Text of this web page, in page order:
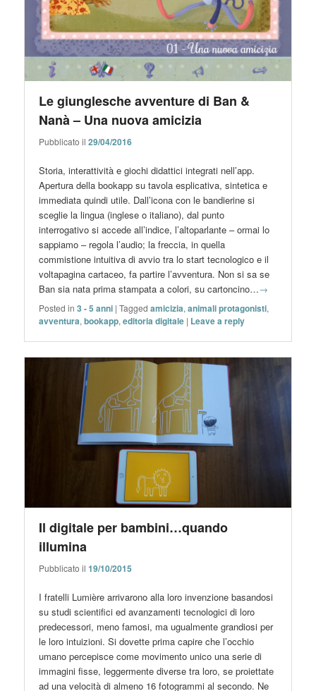
Le giunglesche avventure di Ban &
Nanà – Una nuova amicizia
Pubblicato il29/04/2016
Storia, interattività e giochi didattici integrati nell’app.
Apertura della bookapp su tavola esplicativa, sintetica e
immediata quindi utile. Dall’icona con le bandierine si
sceglie la lingua (inglese o italiano), dal punto
interrogativo si accede all’indice, l’altoparlante – ormai lo
sappiamo – regola l’audio; la freccia, in quella
commistione intuitiva di avvio tra lo start tecnologico e il
voltapagina cartaceo, fa partire l’avventura. Non si sa se
Ban sia nata prima stampata a colori, su cartoncino…→
Posted in 3 - 5 anni |Tagged amicizia,animali protagonisti,
avventura,bookapp,editoria digitale | Leave a reply
Il digitale per bambini…quando
illumina
Pubblicato il19/10/2015
I fratelli Lumière arrivarono alla loro invenzione basandosi
su studi scientifici ed avanzamenti tecnologici di loro
predecessori, meno famosi, ma ugualmente grandiosi per
le loro intuizioni. Si dovette prima capire che l’occhio
umano percepisce come movimento unico una serie di
immagini fisse, leggermente diverse tra loro, se proiettate
ad una velocità di almeno 16 fotogrammi al secondo. Ne